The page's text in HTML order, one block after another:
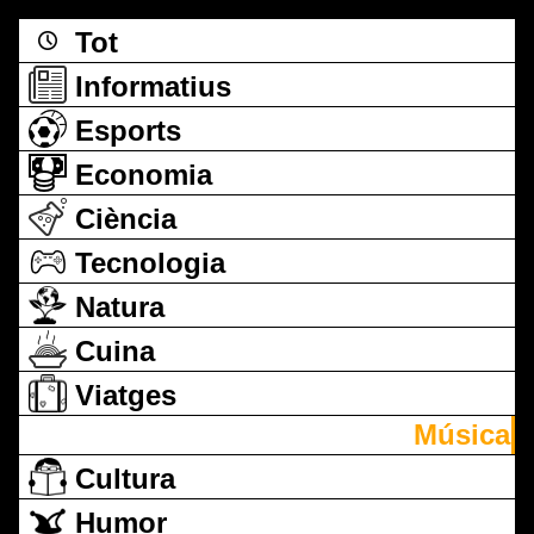
Tot
Informatius
Esports
Economia
Ciència
Tecnologia
Natura
Cuina
Viatges
Música
Cultura
Humor